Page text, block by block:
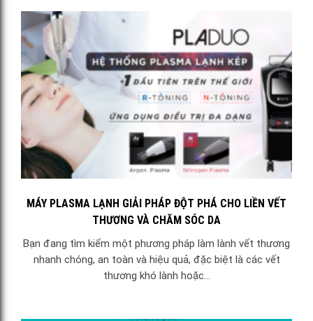
MÁY PLASMA LẠNH GIẢI PHÁP ĐỘT PHÁ CHO LIỀN VẾT
THƯƠNG VÀ CHĂM SÓC DA
Bạn đang tìm kiếm một phương pháp làm lành vết thương
nhanh chóng, an toàn và hiệu quả, đặc biệt là các vết
thương khó lành hoặc...